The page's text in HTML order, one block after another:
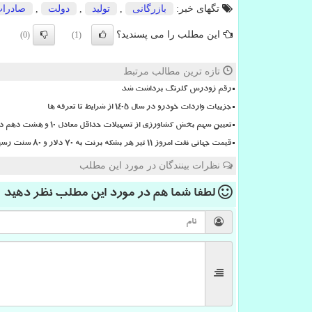
تگهای خبر: بازرگانی تولید دولت
این مطلب را می پسندید؟ (1)
(0)
تازه ترین مطالب مرتبط
رقم زودرس گلرنگ برداشت شد
جزییات واردات خودرو در سال ۱۴۰۵ از شرایط تا تعرفه ها
تعیین سهم بخش کشاورزی از تسهیلات حداقل معادل ۱۰ و هشت دهم درصد
قیمت جهانی نفت امروز ۱۱ تیر هر بشکه برنت به ۷۰ دلار و ۸۰ سنت رسید
نظرات بینندگان در مورد این مطلب
لطفا شما همدر مورد این مطلب نظر دهید